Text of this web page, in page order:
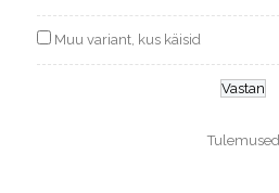
Muu variant, kus käisid
Tulemused